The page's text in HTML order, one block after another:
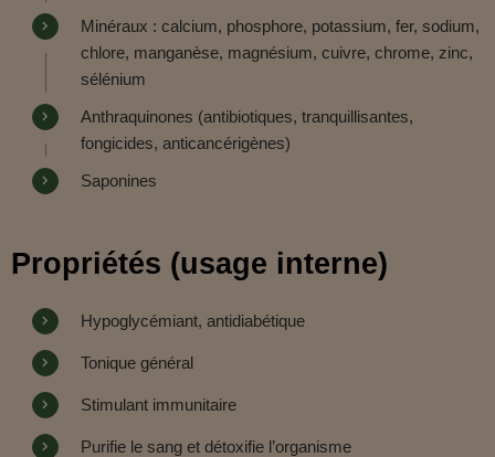
Minéraux : calcium, phosphore, potassium, fer, sodium,
chlore, manganèse, magnésium, cuivre, chrome, zinc,
sélénium
Anthraquinones (antibiotiques, tranquillisantes,
fongicides, anticancérigènes)
Saponines
Propriétés (usage interne)
Hypoglycémiant, antidiabétique
Tonique général
Stimulant immunitaire
Purifie le sang et détoxifie l’organisme